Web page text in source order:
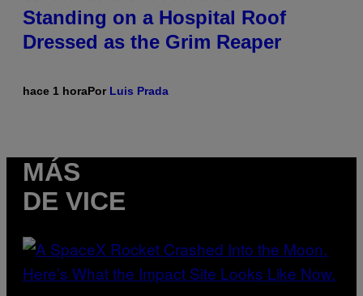
Standing on a Hospital Roof
Dressed as the Grim Reaper
hace 1 horaPor Luis Prada
MÁS
DE VICE